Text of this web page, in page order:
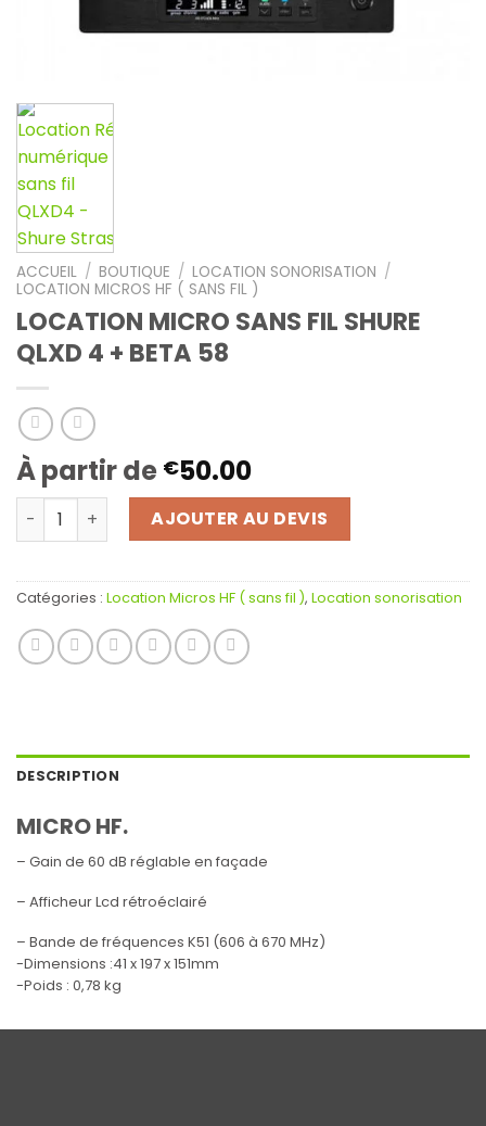
ACCUEIL / BOUTIQUE / LOCATION SONORISATION /
LOCATION MICROS HF ( SANS FIL )
LOCATION MICRO SANS FIL SHURE
QLXD 4 + BETA 58
À partir de €50.00
quantité de LOCATION MICRO SANS FIL SHURE QLXD 4 +
AJOUTER AU DEVIS
Catégories : Location Micros HF ( sans fil ), Location sonorisation
DESCRIPTION
MICRO HF.
– Gain de 60 dB réglable en façade
– Afficheur Lcd rétroéclairé
– Bande de fréquences K51 (606 à 670 MHz)
-Dimensions :41 x 197 x 151mm
-Poids : 0,78 kg